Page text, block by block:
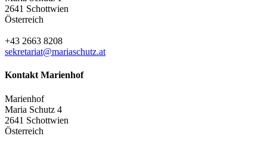
2641 Schottwien
Österreich
+43 2663 8208
sekretariat@mariaschutz.at
Kontakt Marienhof
Marienhof
Maria Schutz 4
2641 Schottwien
Österreich